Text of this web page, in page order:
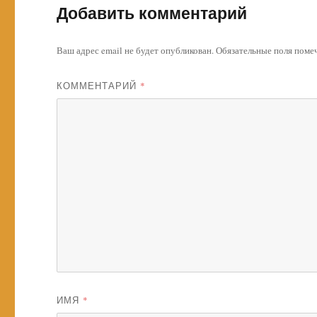
Добавить комментарий
Ваш адрес email не будет опубликован.Обязательные поля
КОММЕНТАРИЙ *
ИМЯ *